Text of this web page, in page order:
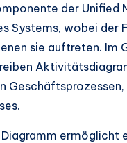
der Unified
Systems, wobei der
sie auftreten. Im
ermöglicht